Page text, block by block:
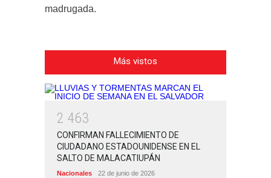
madrugada.
Más vistos
2 463
CONFIRMAN FALLECIMIENTO DE
CIUDADANO ESTADOUNIDENSE EN EL
SALTO DE MALACATIUPÁN
Nacionales 22 de junio de 2026